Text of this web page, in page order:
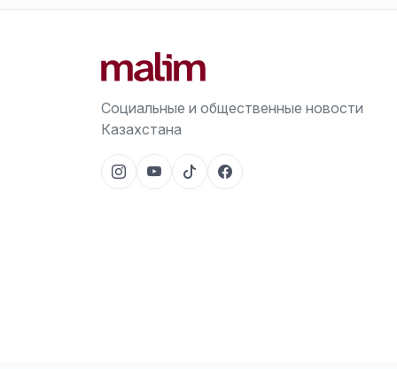
Социальные и общественные новости
Казахстана